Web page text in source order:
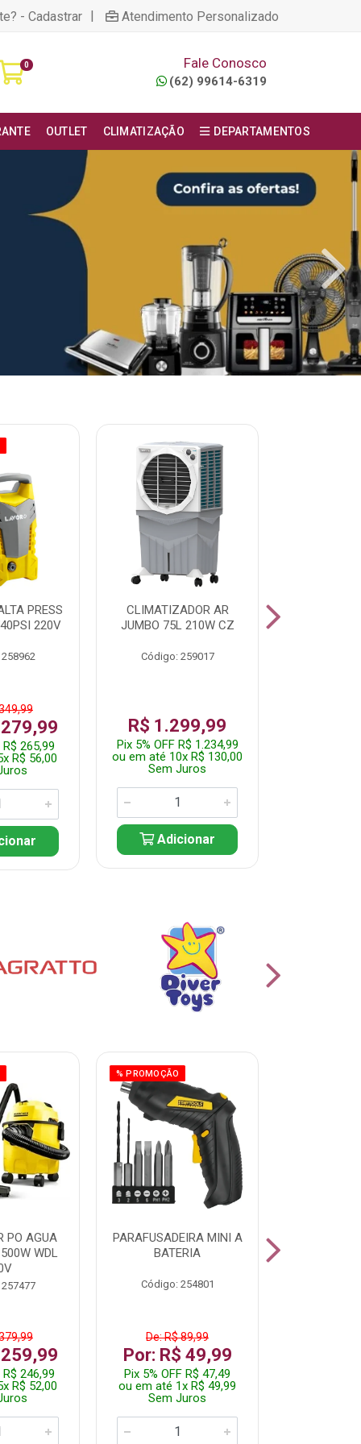
- Cadastrar | Atendimento Personalizado
0 Fale Conosco
(62) 99614-6319
OUTLET CLIMATIZAÇÃO DEPARTAMENTOS
PRESS
220V
R$ 265,99
R$ 56,00
CLIMATIZADOR AR
JUMBO 75L 210W CZ
Código: 259017
R$ 1.299,99
Pix 5% OFF R$ 1.234,99
ou em até 10x R$ 130,00
Sem Juros
Adicionar
PO AGUA
WDL
R$ 246,99
R$ 52,00
% PROMOÇÃO
PARAFUSADEIRA MINI A
BATERIA
Código: 254801
De: R$ 89,99
Por: R$ 49,99
Pix 5% OFF R$ 47,49
ou em até 1x R$ 49,99
Sem Juros